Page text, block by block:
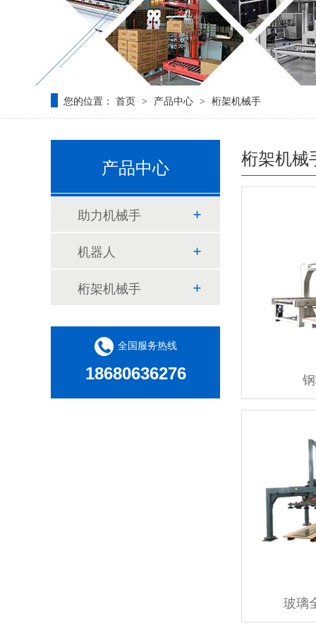
您的位置： 首页 > 产品中心 > 桁架机械手
产品中心
助力机械手
机器人
桁架机械手
全国服务热线
18680636276
桁架机械
玻璃